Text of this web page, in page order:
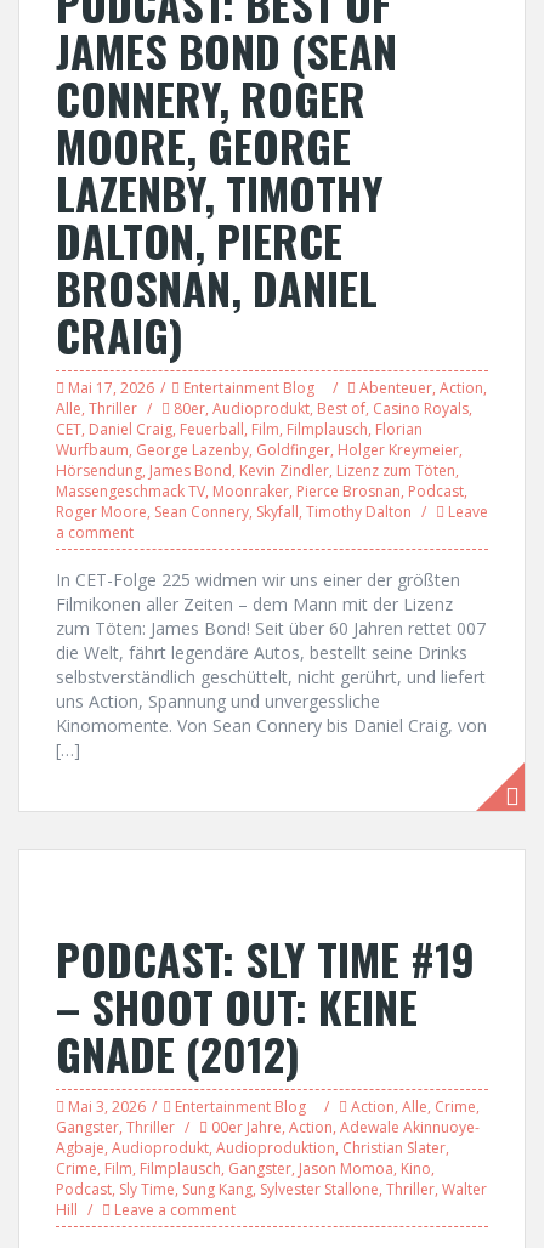
JAMES BOND (SEAN
CONNERY, ROGER
MOORE, GEORGE
LAZENBY, TIMOTHY
DALTON, PIERCE
BROSNAN, DANIEL
CRAIG)
Mai 17, 2026 Entertainment Blog Abenteuer, Action,
Alle, Thriller 80er, Audioprodukt, Best of, Casino Royals,
CET, Daniel Craig, Feuerball, Film, Filmplausch, Florian
Wurfbaum, George Lazenby, Goldfinger, Holger Kreymeier,
Hörsendung, James Bond, Kevin Zindler, Lizenz zum Töten,
Massengeschmack TV, Moonraker, Pierce Brosnan, Podcast,
Roger Moore, Sean Connery, Skyfall, Timothy Dalton
Leave
a comment
In CET-Folge 225 widmen wir uns einer der größten
Filmikonen aller Zeiten – dem Mann mit der Lizenz
zum Töten: James Bond! Seit über 60 Jahren rettet 007
die Welt, fährt legendäre Autos, bestellt seine Drinks
selbstverständlich geschüttelt, nicht gerührt, und liefert
uns Action, Spannung und unvergessliche
Kinomomente. Von Sean Connery bis Daniel Craig, von
[…]
PODCAST: SLY TIME #19
– SHOOT OUT: KEINE
GNADE (2012)
Mai 3, 2026 Entertainment Blog Action, Alle, Crime,
Gangster, Thriller 00er Jahre, Action, Adewale Akinnuoye-
Agbaje, Audioprodukt, Audioproduktion, Christian Slater,
Crime, Film, Filmplausch, Gangster, Jason Momoa, Kino,
Podcast, Sly Time, Sung Kang, Sylvester Stallone, Thriller, Walter
Hill
Leave a comment